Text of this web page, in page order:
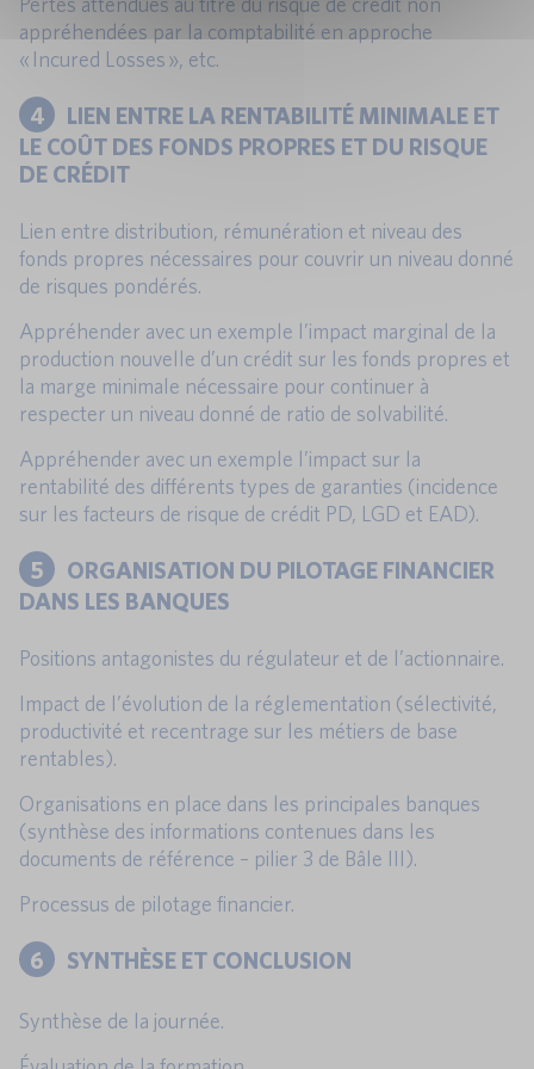
appréhendées par la comptabilité en approche
« Incured Losses », etc.
4
LIEN ENTRE LA RENTABILITÉ MINIMALE ET
LE COÛT DES FONDS PROPRES ET DU RISQUE
DE CRÉDIT
Lien entre distribution, rémunération et niveau des
fonds propres nécessaires pour couvrir un niveau donné
de risques pondérés.
Appréhender avec un exemple l’impact marginal de la
production nouvelle d’un crédit sur les fonds propres et
la marge minimale nécessaire pour continuer à
respecter un niveau donné de ratio de solvabilité.
Appréhender avec un exemple l’impact sur la
rentabilité des différents types de garanties (incidence
sur les facteurs de risque de crédit PD, LGD et EAD).
5
ORGANISATION DU PILOTAGE FINANCIER
DANS LES BANQUES
Positions antagonistes du régulateur et de l’actionnaire.
Impact de l’évolution de la réglementation (sélectivité,
productivité et recentrage sur les métiers de base
rentables).
Organisations en place dans les principales banques
(synthèse des informations contenues dans les
documents de référence – pilier 3 de Bâle III).
Processus de pilotage financier.
6 SYNTHÈSE ET CONCLUSION
Synthèse de la journée.